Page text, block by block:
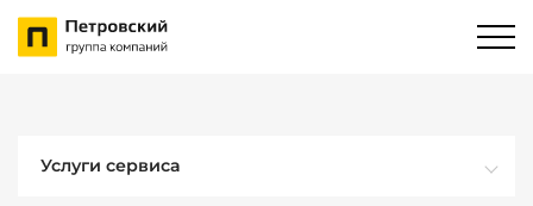
Услуги сервиса